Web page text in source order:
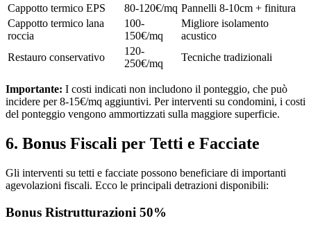
Cappotto termico EPS
80-120€/mq Pannelli 8-10cm + finitura
Cappotto termico lana
roccia
100-
150€/mq
Migliore isolamento
acustico
Restauro conservativo
120-
250€/mq
Tecniche tradizionali
Importante: I costi indicati non includono il ponteggio, che può
incidere per 8-15€/mq aggiuntivi. Per interventi su condomini, i costi
del ponteggio vengono ammortizzati sulla maggiore superficie.
6. Bonus Fiscali per Tetti e Facciate
Gli interventi su tetti e facciate possono beneficiare di importanti
agevolazioni fiscali. Ecco le principali detrazioni disponibili:
Bonus Ristrutturazioni 50%